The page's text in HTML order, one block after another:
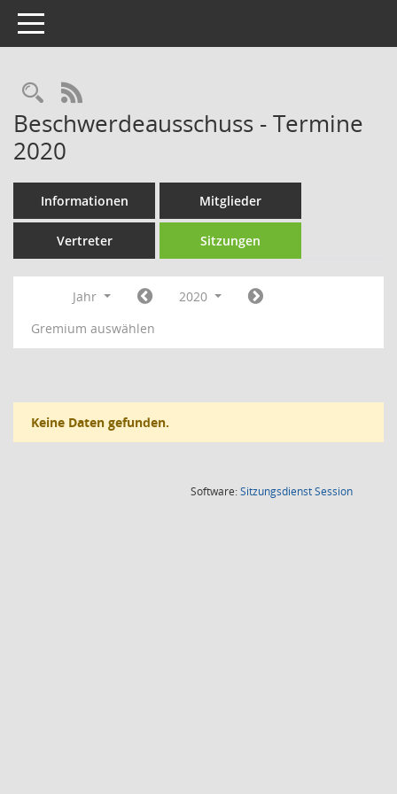
Toggle navigation
Rechercheauswahl
RSS-Feed
Beschwerdeausschuss - Termine
2020
Informationen Mitglieder
Vertreter Sitzungen
Jahr
2020
Gremium auswählen
Keine Daten gefunden.
Software:SitzungsdienstSession(Wird in